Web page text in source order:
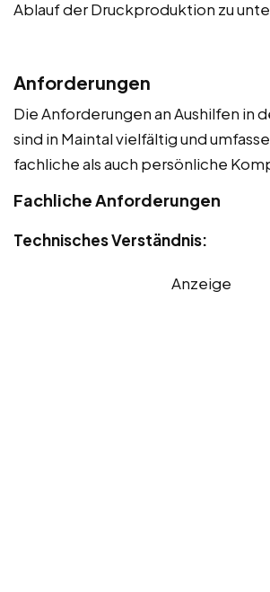
Ablauf der Druckproduktion zu
Anforderungen
Die Anforderungen an Aushilfen in
sind in Maintal vielfältig und
fachliche als auch persönliche
Fachliche Anforderungen
Technisches Verständnis:
Anzeige